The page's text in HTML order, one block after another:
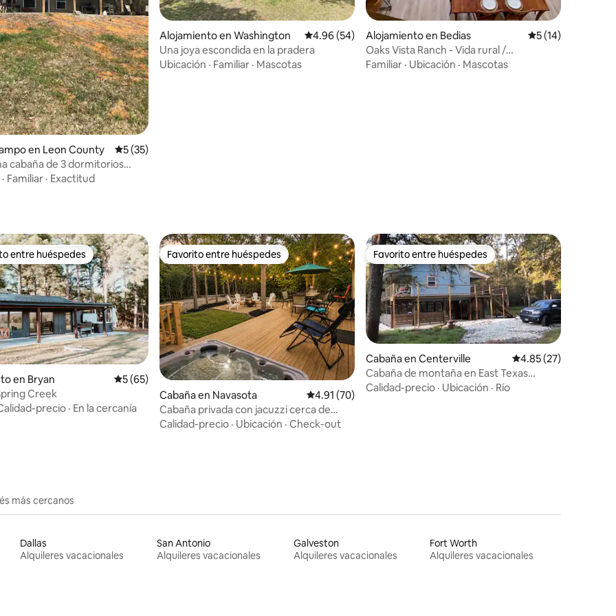
5 de 5, 13 reseñas
en Leon County Calificación promedio: 5 de 5, 35 reseñas
5 (35)
cabaña de 3 dormitorios
el condado de Leon.
· Familiar · Exactitud
Alojamiento en Washington Calificación promedio: 4.96 de 5, 54 reseñas
4.96 (54)
Una joya escondida en la pradera
Ubicación · Familiar · Mascotas
Alojamiento en Bedias Calificación
5 (14)
Oaks Vista Ranch - Vida rural /
Comodidad moderna
Familiar · Ubicación · Mascotas
5 de 5, 7 reseñas
huéspedes preferido
entre huéspedes
en Bryan Calificación promedio: 5 de 5, 65 reseñas
5 (65)
Creek
precio · En la cercanía
Favorito entre huéspedes
Favorito entre huéspedes
Cabaña en Navasota Calificación promedio: 4.91 de 5, 70 reseñas
4.91 (70)
Cabaña privada con jacuzzi cerca de
Texas A&M
Calidad-precio · Ubicación · Check-out
Favorito entre huéspedes
Favorito entre huéspedes
Cabaña en Centerville Calificación
4.85 (27)
Cabaña de montaña en East Texas
Woods
Calidad-precio · Ubicación · Río
más cercanos
Dallas
Alquileres vacacionales
San Antonio
Alquileres vacacionales
Galveston
Alquileres vacacionales
Fort Worth
Alquileres vacacionales